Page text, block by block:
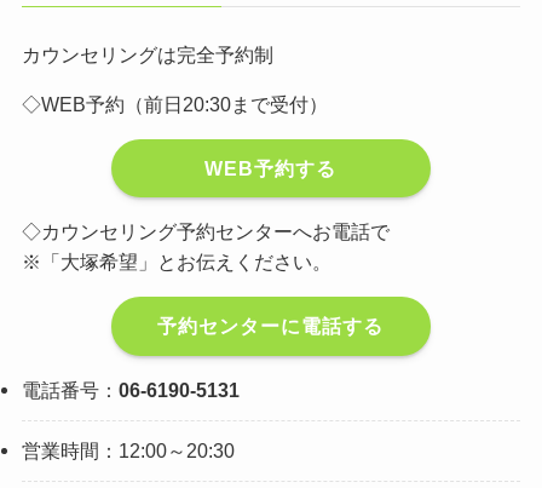
カウンセリングは完全予約制
◇WEB予約（前日20:30まで受付）
WEB予約する
◇カウンセリング予約センターへお電話で
※「大塚希望」とお伝えください。
予約センターに電話する
電話番号： 06-6190-5131
営業時間：12:00～20:30